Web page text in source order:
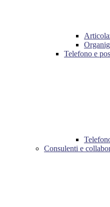
Telefono e
Consulenti e